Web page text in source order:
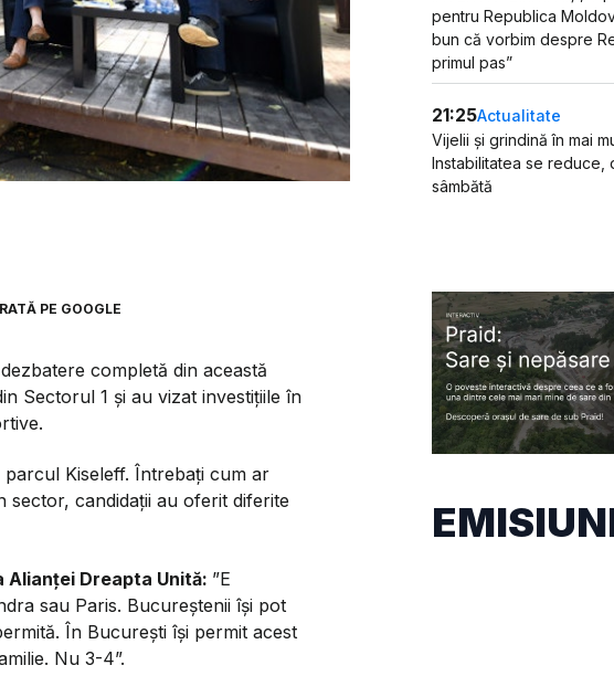
PE GOOGLE
completă din această
Sectorul 1 și au vizat investițiile în
Kiseleff. Întrebați cum ar
candidații au oferit diferite
Alianței Dreapta Unită: ”E
sau Paris. Bucureștenii își pot
În București își permit acest
Nu 3-4”.
pentru Republica
bun că vorbim despre
primul pas”
21:25Actualitate
Vijelii și grindină în mai
Instabilitatea se reduce,
sâmbătă